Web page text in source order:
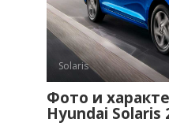
Solaris
Фото и
Hyundai Solaris